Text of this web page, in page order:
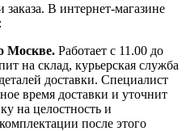
В интернет-магазине
Москве. Работает с 11.00 до
на склад, курьерская служба
доставки. Специалист
время доставки и уточнит
на целостность и
после этого